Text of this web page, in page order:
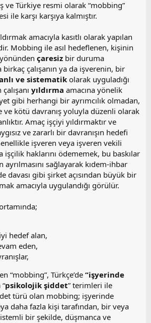
ve Türkiye resmi olarak “mobbing”
ile karşı karşıya kalmıştır.
amacıyla kasıtlı olarak yapılan
Mobbing ile asıl hedeflenen, kişinin
çaresiz bir duruma
çalışanın ya da işverenin, bir
ve sistematik olarak uyguladığı
yıldırma amacına yönelik
gibi herhangi bir ayrımcılık olmadan,
ve kötü davranış yoluyla düzenli olarak
Amaç işçiyi yıldırmaktır ve
ve zararlı bir davranışın hedefi
işveren veya işveren vekili
işçilik haklarını ödememek, bu baskılar
sağlayarak kıdem-ihbar
davası gibi şirket açısından büyük bir
amacıyla uygulandığı görülür.
hedef alan,
eden,
“mobbing”, Türkçe’de “işyerinde
psikolojik şiddet” terimleri ile
türü olan mobbing; işyerinde
daha fazla kişi tarafından, bir veya
bir şekilde, düşmanca ve